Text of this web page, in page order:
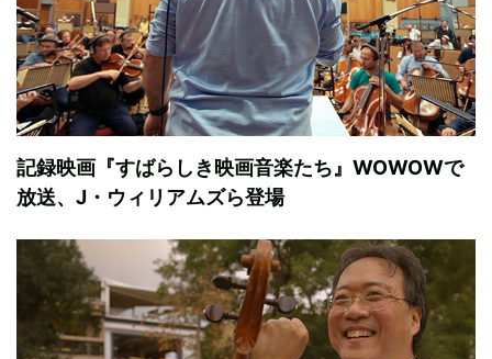
記録映画『すばらしき映画音楽たち』WOWOWで
放送、J・ウィリアムズら登場